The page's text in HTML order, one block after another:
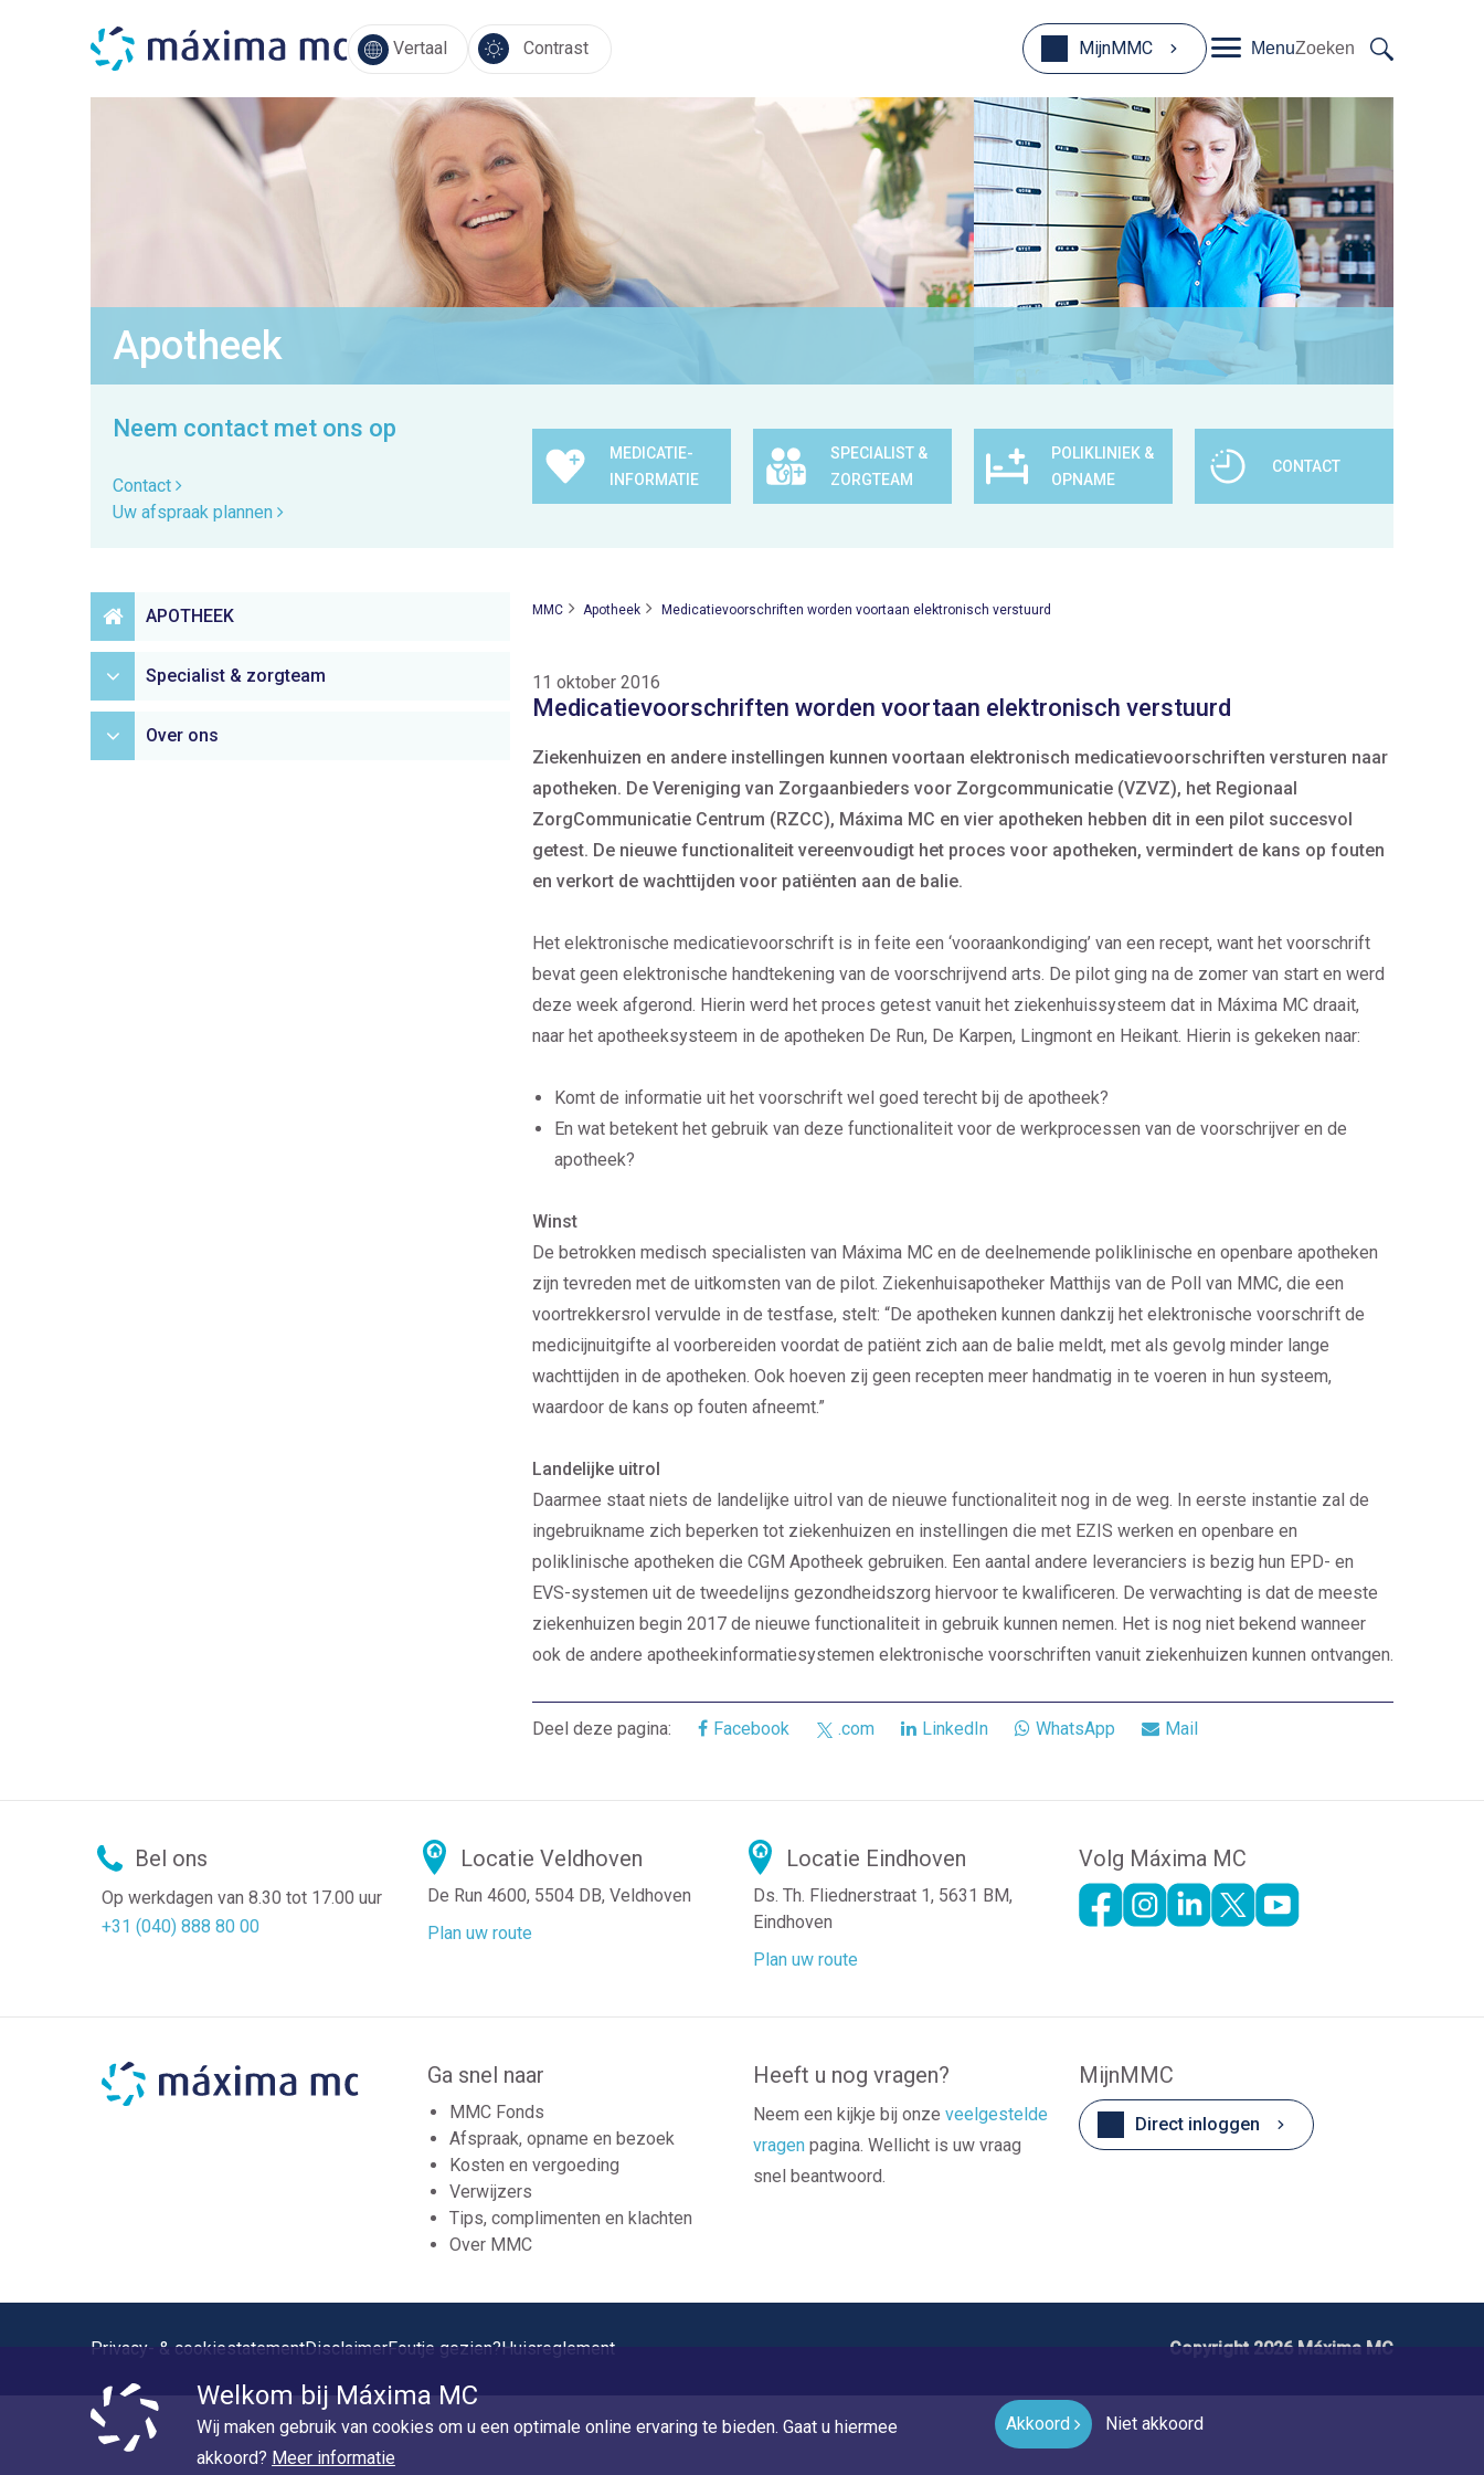
Vertaal Contrast MijnMMC MenuZoeken
Apotheek
Neem contact met ons op
Contact
Uw afspraak plannen
MEDICATIE-
INFORMATIE
SPECIALIST &
ZORGTEAM
POLIKLINIEK &
OPNAME
CONTACT
APOTHEEK
Specialist & zorgteam
Over ons
MMC Apotheek Medicatievoorschriften worden voortaan elektronisch verstuurd
11 oktober 2016
Medicatievoorschriften worden voortaan elektronisch verstuurd
Ziekenhuizen en andere instellingen kunnen voortaan elektronisch medicatievoorschriften versturen naar
apotheken. De Vereniging van Zorgaanbieders voor Zorgcommunicatie (VZVZ), het Regionaal
ZorgCommunicatie Centrum (RZCC), Máxima MC en vier apotheken hebben dit in een pilot succesvol
getest. De nieuwe functionaliteit vereenvoudigt het proces voor apotheken, vermindert de kans op fouten
en verkort de wachttijden voor patiënten aan de balie.
Het elektronische medicatievoorschrift is in feite een ‘vooraankondiging’ van een recept, want het voorschrift
bevat geen elektronische handtekening van de voorschrijvend arts. De pilot ging na de zomer van start en werd
deze week afgerond. Hierin werd het proces getest vanuit het ziekenhuissysteem dat in Máxima MC draait,
naar het apotheeksysteem in de apotheken De Run, De Karpen, Lingmont en Heikant. Hierin is gekeken naar:
Komt de informatie uit het voorschrift wel goed terecht bij de apotheek?
En wat betekent het gebruik van deze functionaliteit voor de werkprocessen van de voorschrijver en de
apotheek?
Winst
De betrokken medisch specialisten van Máxima MC en de deelnemende poliklinische en openbare apotheken
zijn tevreden met de uitkomsten van de pilot. Ziekenhuisapotheker Matthijs van de Poll van MMC, die een
voortrekkersrol vervulde in de testfase, stelt: “De apotheken kunnen dankzij het elektronische voorschrift de
medicijnuitgifte al voorbereiden voordat de patiënt zich aan de balie meldt, met als gevolg minder lange
wachttijden in de apotheken. Ook hoeven zij geen recepten meer handmatig in te voeren in hun systeem,
waardoor de kans op fouten afneemt.”
Landelijke uitrol
Daarmee staat niets de landelijke uitrol van de nieuwe functionaliteit nog in de weg. In eerste instantie zal de
ingebruikname zich beperken tot ziekenhuizen en instellingen die met EZIS werken en openbare en
poliklinische apotheken die CGM Apotheek gebruiken. Een aantal andere leveranciers is bezig hun EPD- en
EVS-systemen uit de tweedelijns gezondheidszorg hiervoor te kwalificeren. De verwachting is dat de meeste
ziekenhuizen begin 2017 de nieuwe functionaliteit in gebruik kunnen nemen. Het is nog niet bekend wanneer
ook de andere apotheekinformatiesystemen elektronische voorschriften vanuit ziekenhuizen kunnen ontvangen.
Deel deze pagina: Facebook .com LinkedIn WhatsApp Mail
Bel ons
Op werkdagen van 8.30 tot 17.00 uur
+31 (040) 888 80 00
Locatie Veldhoven
De Run 4600, 5504 DB, Veldhoven
Plan uw route
Locatie Eindhoven
Ds. Th. Fliednerstraat 1, 5631 BM,
Eindhoven
Plan uw route
Volg Máxima MC
Ga snel naar
MMC Fonds
Afspraak, opname en bezoek
Kosten en vergoeding
Verwijzers
Tips, complimenten en klachten
Over MMC
Heeft u nog vragen?
Neem een kijkje bij onze veelgestelde
vragen pagina. Wellicht is uw vraag
snel beantwoord.
MijnMMC
Direct inloggen
Privacy- & cookiestatementDisclaimerFoutje gezien?Huisreglement Copyright 2026 Máxima MC
Welkom bij Máxima MC
Wij maken gebruik van cookies om u een optimale online ervaring te bieden. Gaat u hiermee
akkoord? Meer informatie
Akkoord Niet akkoord